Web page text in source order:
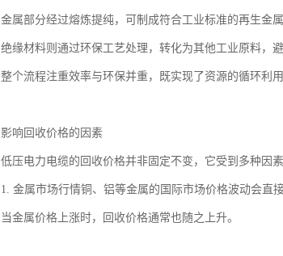
金属部分经过熔炼提纯，可制成符合工业标准的再生金
绝缘材料则通过环保工艺处理，转化为其他工业原料，
整个流程注重效率与环保并重，既实现了资源的循环利
影响回收价格的因素
低压电力电缆的回收价格并非固定不变，它受到多种因素
1. 金属市场行情铜、铝等金属的国际市场价格波动会直
当金属价格上涨时，回收价格通常也随之上升。